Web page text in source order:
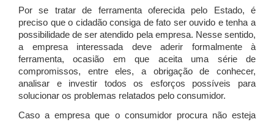
Por se tratar de ferramenta oferecida pelo Estado, é
preciso que o cidadão consiga de fato ser ouvido e tenha a
possibilidade de ser atendido pela empresa. Nesse sentido,
a empresa interessada deve aderir formalmente à
ferramenta, ocasião em que aceita uma série de
compromissos, entre eles, a obrigação de conhecer,
analisar e investir todos os esforços possíveis para
solucionar os problemas relatados pelo consumidor.
Caso a empresa que o consumidor procura não esteja